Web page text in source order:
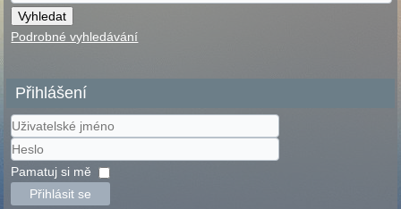
Podrobné vyhledávání
Přihlášení
Uživatelské
jméno
Heslo
Pamatuj si mě
Přihlásit se